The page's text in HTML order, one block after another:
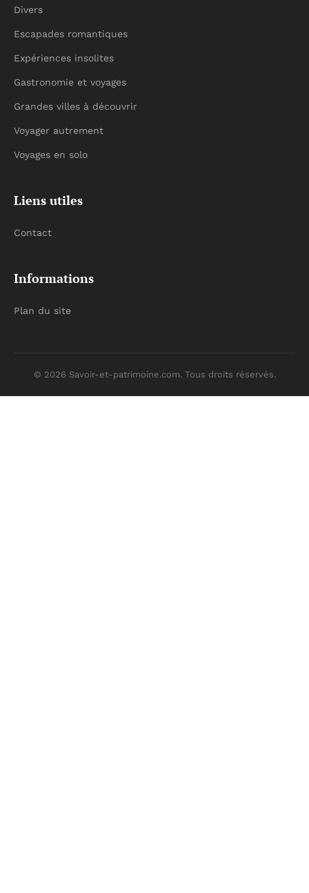
Divers
Escapades romantiques
Expériences insolites
Gastronomie et voyages
Grandes villes à découvrir
Voyager autrement
Voyages en solo
Liens utiles
Contact
Informations
Plan du site
© 2026 Savoir-et-patrimoine.com. Tous droits réservés.